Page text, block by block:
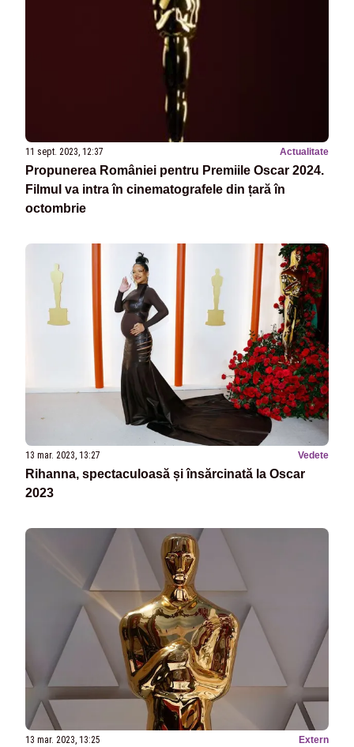
11 sept. 2023, 12:37 Actualitate
Propunerea României pentru Premiile Oscar 2024.
Filmul va intra în cinematografele din țară în
octombrie
13 mar. 2023, 13:27 Vedete
Rihanna, spectaculoasă și însărcinată la Oscar
2023
13 mar. 2023, 13:25 Extern